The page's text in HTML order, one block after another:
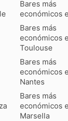
Bares más
económicos
Bares más
económicos
Toulouse
Bares más
económicos
Nantes
Bares más
económicos
Marsella